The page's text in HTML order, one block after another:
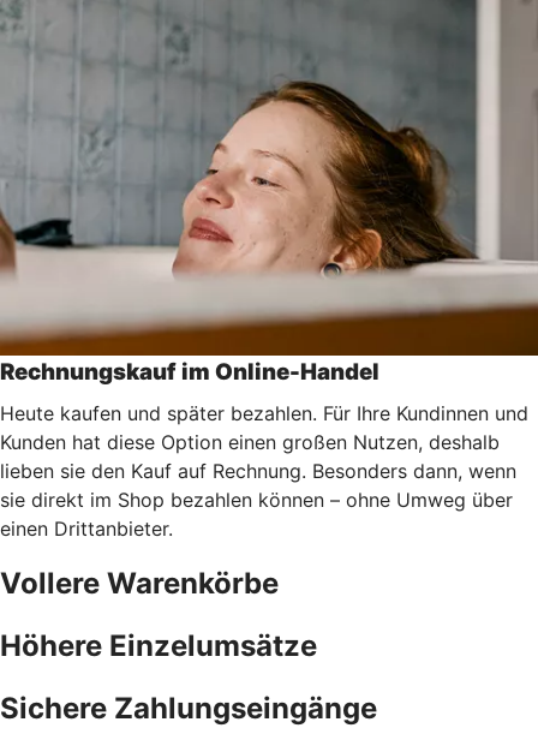
Rechnungskauf im Online-Handel
Heute kaufen und später bezahlen. Für Ihre Kundinnen und
Kunden hat diese Option einen großen Nutzen, deshalb
lieben sie den Kauf auf Rechnung. Besonders dann, wenn
sie direkt im Shop bezahlen können – ohne Umweg über
einen Drittanbieter.
Vollere Warenkörbe
Höhere Einzelumsätze
Sichere Zahlungseingänge